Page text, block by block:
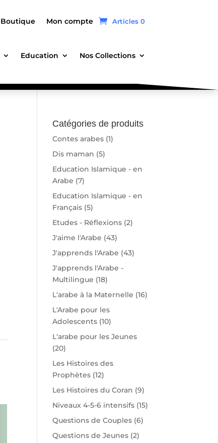
Boutique Mon compte Articles 0
Education Nos Collections
Catégories de produits
Contes arabes (1)
Dis maman (5)
Education Islamique - en
Arabe (7)
Education Islamique - en
Français (5)
Etudes - Réflexions (2)
J'aime l'Arabe (43)
J'apprends l'Arabe (43)
J'apprends l'Arabe -
Multilingue (18)
L'arabe à la Maternelle (16)
L'Arabe pour les
Adolescents (10)
L'arabe pour les Jeunes
(20)
Les Histoires des
Prophètes (12)
Les Histoires du Coran (9)
Niveaux 4-5-6 intensifs (15)
Questions de Couples (6)
Questions de Jeunes (2)